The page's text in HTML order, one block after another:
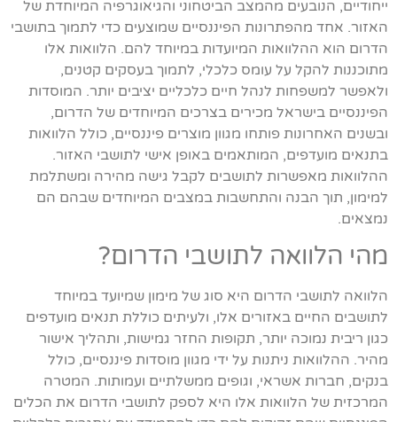
ייחודיים, הנובעים מהמצב הביטחוני והגיאוגרפיה המיוחדת של
האזור. אחד מהפתרונות הפיננסיים שמוצעים כדי לתמוך בתושבי
הדרום הוא ההלוואות המיועדות במיוחד להם. הלוואות אלו
מתוכננות להקל על עומס כלכלי, לתמוך בעסקים קטנים,
ולאפשר למשפחות לנהל חיים כלכליים יציבים יותר. המוסדות
הפיננסיים בישראל מכירים בצרכים המיוחדים של הדרום,
ובשנים האחרונות פותחו מגוון מוצרים פיננסיים, כולל הלוואות
בתנאים מועדפים, המותאמים באופן אישי לתושבי האזור.
ההלוואות מאפשרות לתושבים לקבל גישה מהירה ומשתלמת
למימון, תוך הבנה והתחשבות במצבים המיוחדים שבהם הם
נמצאים.
מהי הלוואה לתושבי הדרום?
הלוואה לתושבי הדרום היא סוג של מימון שמיועד במיוחד
לתושבים החיים באזורים אלו, ולעיתים כוללת תנאים מועדפים
כגון ריבית נמוכה יותר, תקופות החזר גמישות, ותהליך אישור
מהיר. ההלוואות ניתנות על ידי מגוון מוסדות פיננסיים, כולל
בנקים, חברות אשראי, וגופים ממשלתיים ועמותות. המטרה
המרכזית של הלוואות אלו היא לספק לתושבי הדרום את הכלים